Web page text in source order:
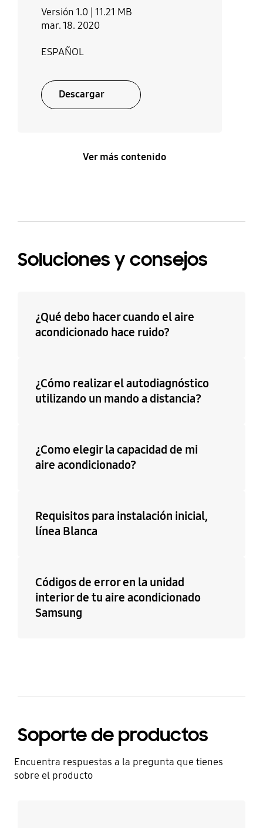
Versión 1.0 | 11.21 MB
mar. 18. 2020
ESPAÑOL
Descargar
Ver más contenido
Soluciones y consejos
¿Qué debo hacer cuando el aire
acondicionado hace ruido?
¿Cómo realizar el autodiagnóstico
utilizando un mando a distancia?
¿Como elegir la capacidad de mi
aire acondicionado?
Requisitos para instalación inicial,
línea Blanca
Códigos de error en la unidad
interior de tu aire acondicionado
Samsung
Soporte de productos
Encuentra respuestas a la pregunta que tienes
sobre el producto